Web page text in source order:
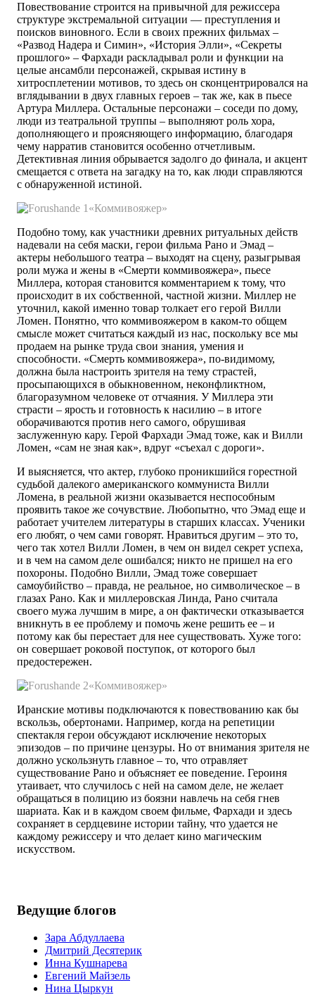
Повествование строится на привычной для режиссера
структуре экстремальной ситуации — преступления и
поисков виновного. Если в своих прежних фильмах –
«Развод Надера и Симин», «История Элли», «Секреты
прошлого» – Фархади раскладывал роли и функции на
целые ансамбли персонажей, скрывая истину в
хитросплетении мотивов, то здесь он сконцентрировался на
вглядывании в двух главных героев – так же, как в пьесе
Артура Миллера. Остальные персонажи – соседи по дому,
люди из театральной труппы – выполняют роль хора,
дополняющего и проясняющего информацию, благодаря
чему нарратив становится особенно отчетливым.
Детективная линия обрывается задолго до финала, и акцент
смещается с ответа на загадку на то, как люди справляются
с обнаруженной истиной.
«Коммивояжер»
Подобно тому, как участники древних ритуальных действ
надевали на себя маски, герои фильма Рано и Эмад –
актеры небольшого театра – выходят на сцену, разыгрывая
роли мужа и жены в «Смерти коммивояжера», пьесе
Миллера, которая становится комментарием к тому, что
происходит в их собственной, частной жизни. Миллер не
уточнил, какой именно товар толкает его герой Вилли
Ломен. Понятно, что коммивояжером в каком-то общем
смысле может считаться каждый из нас, поскольку все мы
продаем на рынке труда свои знания, умения и
способности. «Смерть коммивояжера», по-видимому,
должна была настроить зрителя на тему страстей,
просыпающихся в обыкновенном, неконфликтном,
благоразумном человеке от отчаяния. У Миллера эти
страсти – ярость и готовность к насилию – в итоге
оборачиваются против него самого, обрушивая
заслуженную кару. Герой Фархади Эмад тоже, как и Вилли
Ломен, «сам не зная как», вдруг «съехал с дороги».
И выясняется, что актер, глубоко проникшийся горестной
судьбой далекого американского коммуниста Вилли
Ломена, в реальной жизни оказывается неспособным
проявить такое же сочувствие. Любопытно, что Эмад еще и
работает учителем литературы в старших классах. Ученики
его любят, о чем сами говорят. Нравиться другим – это то,
чего так хотел Вилли Ломен, в чем он видел секрет успеха,
и в чем на самом деле ошибался; никто не пришел на его
похороны. Подобно Вилли, Эмад тоже совершает
самоубийство – правда, не реальное, но символическое – в
глазах Рано. Как и миллеровская Линда, Рано считала
своего мужа лучшим в мире, а он фактически отказывается
вникнуть в ее проблему и помочь жене решить ее – и
потому как бы перестает для нее существовать. Хуже того:
он совершает роковой поступок, от которого был
предостережен.
«Коммивояжер»
Иранские мотивы подключаются к повествованию как бы
вскользь, обертонами. Например, когда на репетиции
спектакля герои обсуждают исключение некоторых
эпизодов – по причине цензуры. Но от внимания зрителя не
должно ускользнуть главное – то, что отравляет
существование Рано и объясняет ее поведение. Героиня
утаивает, что случилось с ней на самом деле, не желает
обращаться в полицию из боязни навлечь на себя гнев
шариата. Как и в каждом своем фильме, Фархади и здесь
сохраняет в сердцевине истории тайну, что удается не
каждому режиссеру и что делает кино магическим
искусством.
Ведущие блогов
Зара Абдуллаева
Дмитрий Десятерик
Инна Кушнарева
Евгений Майзель
Нина Цыркун